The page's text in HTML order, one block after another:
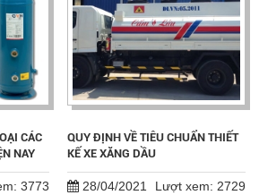
CÁC
NAY
3773
QUY ĐỊNH VỀ TIÊU CHUẨN THIẾT
KẾ XE XĂNG DẦU
28/04/2021 Lượt xem: 2729